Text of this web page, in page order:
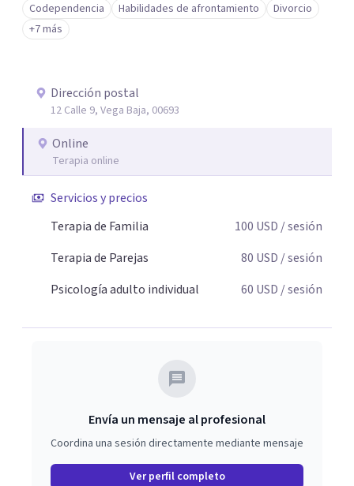
Codependencia Habilidades de afrontamiento
Divorcio
+7 más
Dirección postal
12 Calle 9, Vega Baja, 00693
Online
Terapia online
Servicios y precios
Terapia de Familia
100 USD / sesión
Terapia de Parejas
80 USD / sesión
Psicología adulto individual
60 USD / sesión
Envía un mensaje al profesional
Coordina una sesión directamente mediante mensaje
Ver perfil completo